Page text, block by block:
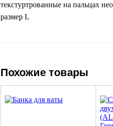
текстуртрованные на пальцах
размер L
Похожие товары